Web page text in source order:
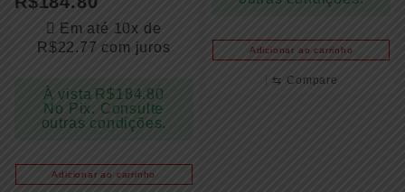
Em até 10x de
R$22.77 com juros
À vista R$184.80
No Pix. Consulte
outras condições.
Adicionar ao carrinho
Adicionar ao carrinho
⇆ Compare